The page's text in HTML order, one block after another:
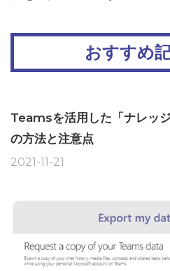
おすすめ
Teamsを活用した「ナレッジ
の方法と注意点
2021-11-21